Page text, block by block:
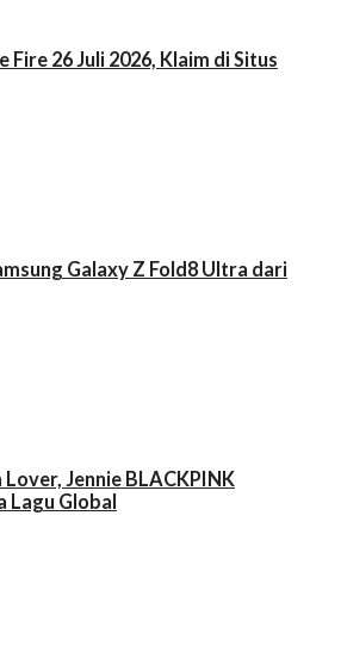
Fire 26 Juli 2026, Klaim di Situs
Galaxy Z Fold8 Ultra dari
Lover, Jennie BLACKPINK
Lagu Global